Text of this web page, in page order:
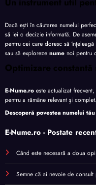
Dacă ești în căutarea numelui
să iei o decizie informată. De
pentru cei care doresc să
sau să exploreze nume noi pentru
Optimizare
E-Nume.ro este actualizat
pentru a rămâne relevant și complet.
Descoperă povestea numelui
E-Nume.ro - Postate
Când este necesară a doua
Semne că ai nevoie de